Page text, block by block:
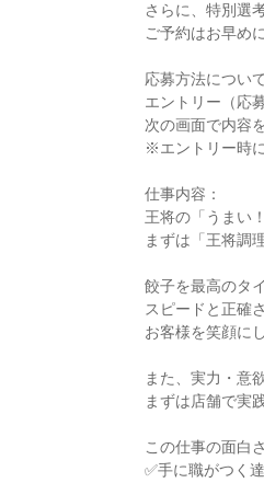
さらに、特別選
ご予約はお早め
応募方法につい
エントリー（応
次の画面で内容
※エントリー時
仕事内容：
王将の「うまい
まずは「王将調
餃子を最高のタ
スピードと正確
お客様を笑顔に
また、実力・意
まずは店舗で実
この仕事の面白
✅手に職がつく